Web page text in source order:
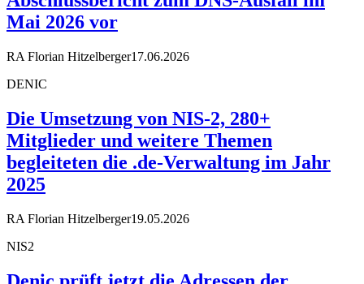
Mai 2026 vor
RA Florian Hitzelberger17.06.2026
DENIC
Die Umsetzung von NIS-2, 280+
Mitglieder und weitere Themen
begleiteten die .de-Verwaltung im Jahr
2025
RA Florian Hitzelberger19.05.2026
NIS2